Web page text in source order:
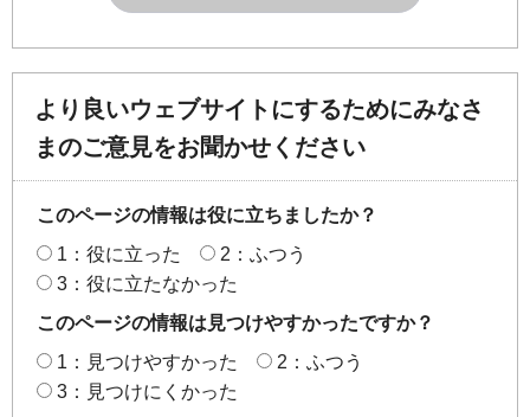
より良いウェブサイトにするためにみなさ
まのご意見をお聞かせください
このページの情報は役に立ちましたか？
1：役に立った
2：ふつう
3：役に立たなかった
このページの情報は見つけやすかったですか？
1：見つけやすかった
2：ふつう
3：見つけにくかった